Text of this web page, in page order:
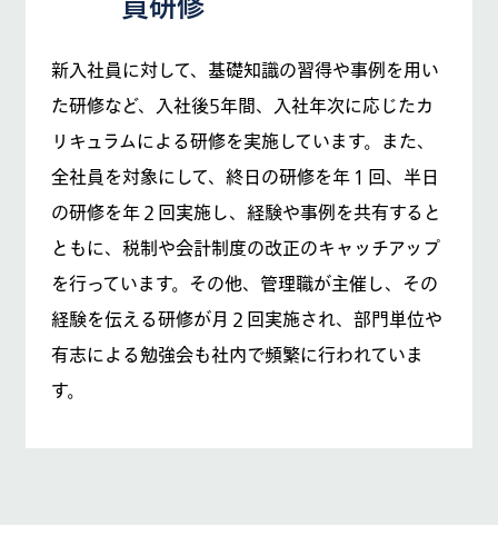
員研修
新入社員に対して、基礎知識の習得や事例を用い
た研修など、入社後5年間、入社年次に応じたカ
リキュラムによる研修を実施しています。また、
全社員を対象にして、終日の研修を年１回、半日
の研修を年２回実施し、経験や事例を共有すると
ともに、税制や会計制度の改正のキャッチアップ
を行っています。その他、管理職が主催し、その
経験を伝える研修が月２回実施され、部門単位や
有志による勉強会も社内で頻繁に行われていま
す。